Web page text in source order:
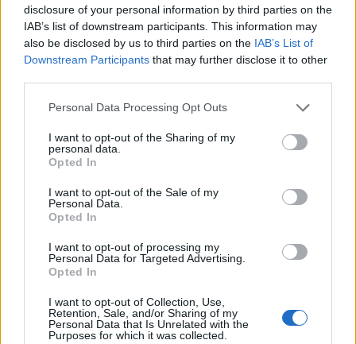
disclosure of your personal information by third parties on the
IAB’s list of downstream participants. This information may
also be disclosed by us to third parties on the IAB’s List of
Downstream Participants that may further disclose it to other
Please note that this website/app uses one or more Google
not limited to your visit or usage behaviour. You may click to
grant or deny consent to Google and its third-party tags to
use your data for below specified purposes in below Google
consent section.
Personal Data Processing Opt Outs
I want to opt-out of the Sharing of my
personal data.
Opted In
I want to opt-out of the Sale of my
Personal Data.
Opted In
I want to opt-out of processing my
Personal Data for Targeted Advertising.
Opted In
I want to opt-out of Collection, Use,
Retention, Sale, and/or Sharing of my
Personal Data that Is Unrelated with the
Purposes for which it was collected.
Újságírók és rendőrök gyűrűjében
teljesítményről, a következő napokban pedig a
legnagyobb lapok címoldalára kerültek azok